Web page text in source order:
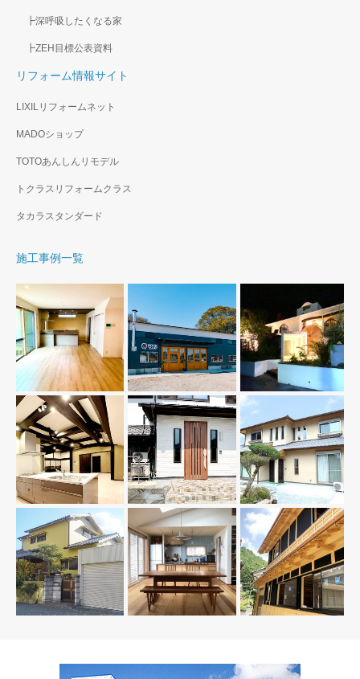
┣深呼吸したくなる家
┣ZEH目標公表資料
リフォーム情報サイト
LIXILリフォームネット
MADOショップ
TOTOあんしんリモデル
トクラスリフォームクラス
タカラスタンダード
施工事例一覧